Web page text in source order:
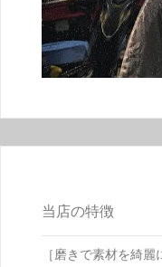
当店の特徴
［磨きで素材を綺